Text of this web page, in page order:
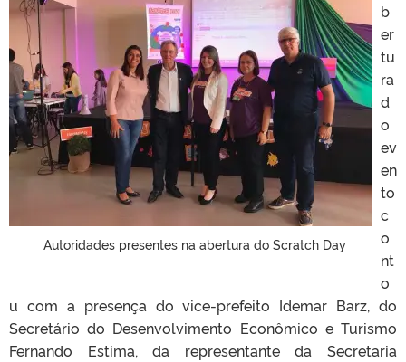
Autoridades presentes na abertura do Scratch Day
b
er
tu
ra
d
o
ev
en
to
c
o
nt
o
u com a presença do vice-prefeito Idemar Barz, do
Secretário do Desenvolvimento Econômico e Turismo
Fernando Estima, da representante da Secretaria